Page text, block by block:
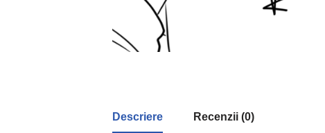
Descriere Recenzii (0)